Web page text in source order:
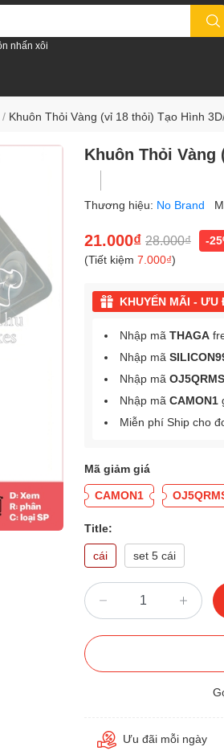
nhấn xôi
/ Khuôn Thỏi Vàng (vỉ 18 thỏi) Tạo Hình
Khuôn Thỏi Vàng
Thương hiệu: No Brand
21.000₫ 28.000₫
-
(Tiết kiệm 7.000₫)
KHUYẾN MÃI - ƯU
Nhập mã THAGA
Nhập mã
Nhập mã
Nhập mã CAMON1
Miễn phí Ship cho
Mã giảm giá
CAMON1
Title:
cái set 5 cái
Ưu đãi mỗi ngày